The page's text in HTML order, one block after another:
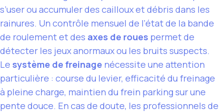
s’user ou accumuler des cailloux et débris dans les
rainures. Un contrôle mensuel de l’état de la bande
de roulement et des axes de roues permet de
détecter les jeux anormaux ou les bruits suspects.
Le système de freinage nécessite une attention
particulière : course du levier, efficacité du freinage
à pleine charge, maintien du frein parking sur une
pente douce. En cas de doute, les professionnels de